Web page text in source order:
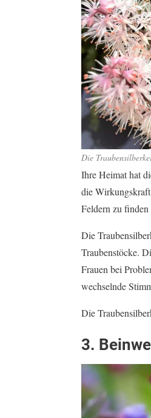
Die
Ihre Heimat hat
die
Feldern zu finden
Die
Traubenstöcke.
Frauen bei
wechselnde
Die
3. Beinwell